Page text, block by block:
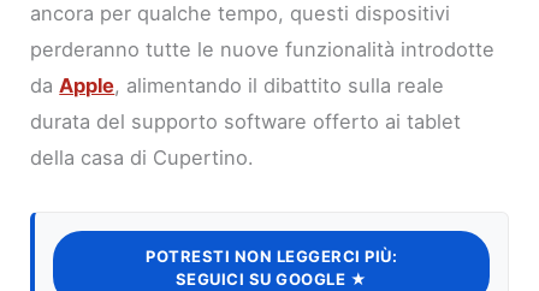
ancora per qualche tempo, questi dispositivi
perderanno tutte le nuove funzionalità introdotte
daApple, alimentando il dibattito sulla reale
durata del supporto software offerto ai tablet
della casa di Cupertino.
POTRESTI NON LEGGERCI PIÙ:
SEGUICI SU GOOGLE ★